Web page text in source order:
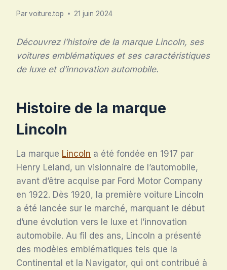
Parvoiture.top 21 juin 2024
Découvrez l’histoire de la marque Lincoln, ses
voitures emblématiques et ses caractéristiques
de luxe et d’innovation automobile.
Histoire de la marque
Lincoln
La marque Lincoln a été fondée en 1917 par
Henry Leland, un visionnaire de l’automobile,
avant d’être acquise par Ford Motor Company
en 1922. Dès 1920, la première voiture Lincoln
a été lancée sur le marché, marquant le début
d’une évolution vers le luxe et l’innovation
automobile. Au fil des ans, Lincoln a présenté
des modèles emblématiques tels que la
Continental et la Navigator, qui ont contribué à